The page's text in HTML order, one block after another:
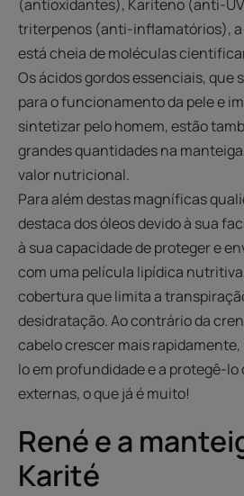
(antioxidantes), Kariteno (anti-
triterpenos (anti-inflamatórios), a
está cheia de moléculas
Os ácidos gordos essenciais, que
para o funcionamento da pele e
sintetizar pelo homem, estão
grandes quantidades na
valor nutricional.
Para além destas magníficas
destaca dos óleos devido à sua
à sua capacidade de proteger e
com uma película lipídica
cobertura que limita a
desidratação. Ao contrário da
cabelo crescer mais
lo em profundidade e a protegê-lo
externas, o que já é muito!
René e a
Karité